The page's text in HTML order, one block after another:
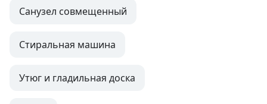
Санузел совмещенный
Стиральная машина
Утюг и гладильная доска